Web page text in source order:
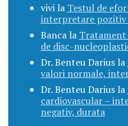
vivila Testul de
interpretare pozitiv
Bancala Tratament
de disc-
Dr. Benteu Dariusla
valori normale,
Dr. Benteu Dariusla
cardiovascular –
negativ, durata